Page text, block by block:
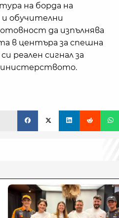
на борда на
обучителни
да изпълнява
в центъра за спешна
реален сигнал за